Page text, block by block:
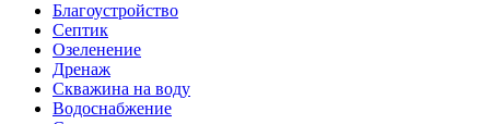
Благоустройство
Септик
Озеленение
Дренаж
Скважина на воду
Водоснабжение